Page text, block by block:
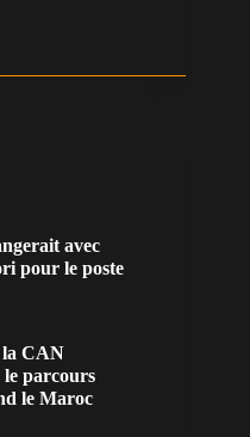
avec
pour le poste
la CAN
le parcours
le Maroc